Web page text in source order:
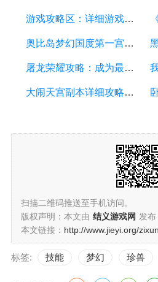
游戏攻略区：详细游戏攻略方面的描述
奥比岛梦幻国度第一宫攻略：探索梦幻世界的奇妙冒险
屠龙荣耀攻略：成为最强勇士的终极指南
大闹天宫副本详细攻略：如何轻松通关大闹天宫副本
扫描二维码推送至手机访问。
版权声明：本文由 结义游戏网 发布
本文链接： http://www.jieyi.org/
标签: 技能 梦幻 珍兽